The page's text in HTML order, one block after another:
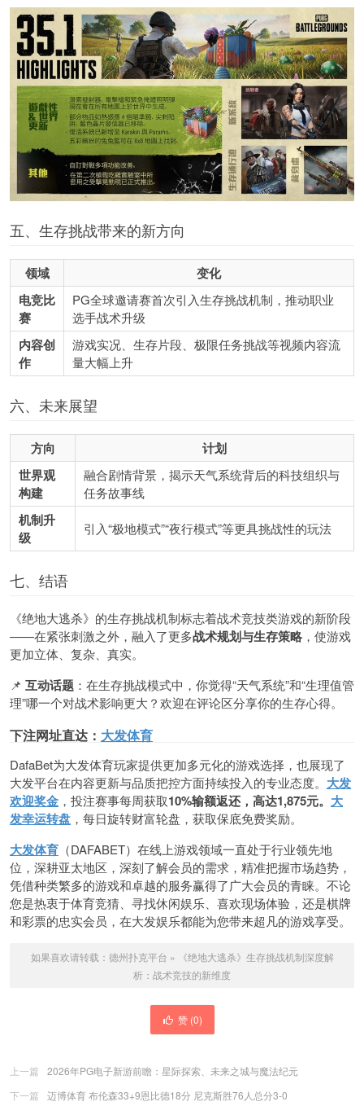
五、生存挑战带来的新方向
领域
变化
电竞比
赛
PG全球邀请赛首次引入生存挑战机制，推动职业
选手战术升级
内容创
作
游戏实况、生存片段、极限任务挑战等视频内容流
量大幅上升
六、未来展望
方向
计划
世界观
构建
融合剧情背景，揭示天气系统背后的科技组织与
任务故事线
机制升
级
引入“极地模式”“夜行模式”等更具挑战性的玩法
七、结语
《绝地大逃杀》的生存挑战机制标志着战术竞技类游戏的新阶段
——在紧张刺激之外，融入了更多战术规划与生存策略 ，使游戏
更加立体、复杂、真实。
📌 互动话题 ：在生存挑战模式中，你觉得“天气系统”和“生理值管
理”哪一个对战术影响更大？欢迎在评论区分享你的生存心得。
下注网址直达： 大发体育
DafaBet为大发体育玩家提供更加多元化的游戏选择，也展现了
大发平台在内容更新与品质把控方面持续投入的专业态度。 大发
欢迎奖金 ，投注赛事每周获取10%输额返还，高达1,875元。 大
发幸运转盘 ，每日旋转财富轮盘，获取保底免费奖励。
大发体育 （DAFABET）在线上游戏领域一直处于行业领先地
位，深耕亚太地区，深刻了解会员的需求，精准把握市场趋势，
凭借种类繁多的游戏和卓越的服务赢得了广大会员的青睐。不论
您是热衷于体育竞猜、寻找休闲娱乐、喜欢现场体验，还是棋牌
和彩票的忠实会员，在大发娱乐都能为您带来超凡的游戏享受。
如果喜欢请转载： 德州扑克平台 »
《绝地大逃杀》生存挑战机制深度解
析：战术竞技的新维度
赞 (0)
上一篇
2026年PG电子新游前瞻：星际探索、未来之城与魔法纪元
下一篇
迈博体育 布伦森33+9恩比德18分 尼克斯胜76人总分3-0